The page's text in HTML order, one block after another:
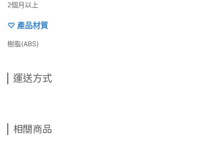
2個月以上
♡ 產品材質
樹脂(ABS)
運送方式
相關商品